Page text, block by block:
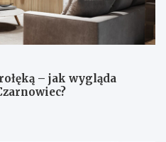
– jak wygląda